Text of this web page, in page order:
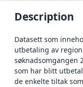
Description
Datasett som
utbetaling av
søknadsomgangen
som har blitt
de enkelte tiltak